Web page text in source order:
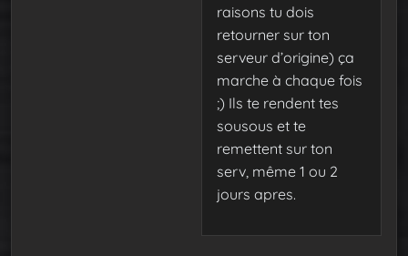
raisons tu dois
retourner sur ton
serveur d’origine) ça
marche à chaque fois
;) Ils te rendent tes
sousous et te
remettent sur ton
serv, même 1 ou 2
jours apres.